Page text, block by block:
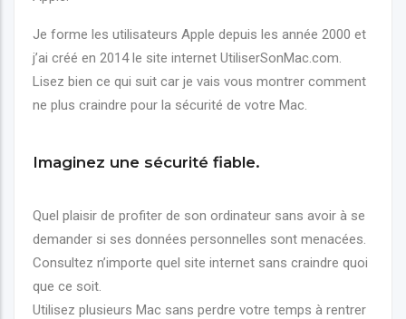
Je forme les utilisateurs Apple depuis les année 2000 et
j’ai créé en 2014 le site internet UtiliserSonMac.com.
Lisez bien ce qui suit car je vais vous montrer comment
ne plus craindre pour la sécurité de votre Mac.
Imaginez une sécurité fiable.
Quel plaisir de profiter de son ordinateur sans avoir à se
demander si ses données personnelles sont menacées.
Consultez n’importe quel site internet sans craindre quoi
que ce soit.
Utilisez plusieurs Mac sans perdre votre temps à rentrer